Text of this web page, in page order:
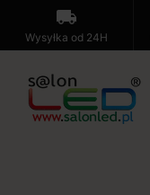
local_shipping
Wysyłka od 24H